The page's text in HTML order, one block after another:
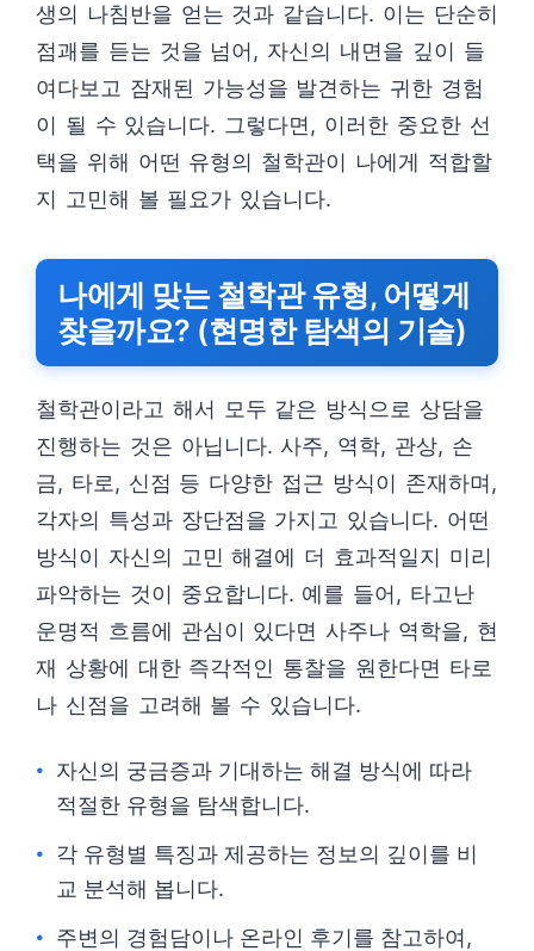
생의 나침반을 얻는 것과 같습니다. 이는 단순히
점괘를 듣는 것을 넘어, 자신의 내면을 깊이 들
여다보고 잠재된 가능성을 발견하는 귀한 경험
이 될 수 있습니다. 그렇다면, 이러한 중요한 선
택을 위해 어떤 유형의 철학관이 나에게 적합할
지 고민해 볼 필요가 있습니다.
나에게 맞는 철학관 유형, 어떻게
찾을까요? (현명한 탐색의 기술)
철학관이라고 해서 모두 같은 방식으로 상담을
진행하는 것은 아닙니다. 사주, 역학, 관상, 손
금, 타로, 신점 등 다양한 접근 방식이 존재하며,
각자의 특성과 장단점을 가지고 있습니다. 어떤
방식이 자신의 고민 해결에 더 효과적일지 미리
파악하는 것이 중요합니다. 예를 들어, 타고난
운명적 흐름에 관심이 있다면 사주나 역학을, 현
재 상황에 대한 즉각적인 통찰을 원한다면 타로
나 신점을 고려해 볼 수 있습니다.
자신의 궁금증과 기대하는 해결 방식에 따라
적절한 유형을 탐색합니다.
각 유형별 특징과 제공하는 정보의 깊이를 비
교 분석해 봅니다.
주변의 경험담이나 온라인 후기를 참고하여,